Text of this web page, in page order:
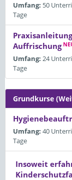
Umfang: 50
Tage
Auffrischung
Umfang: 24
Tage
Grundkurse
Umfang: 40
Tage
Insoweit